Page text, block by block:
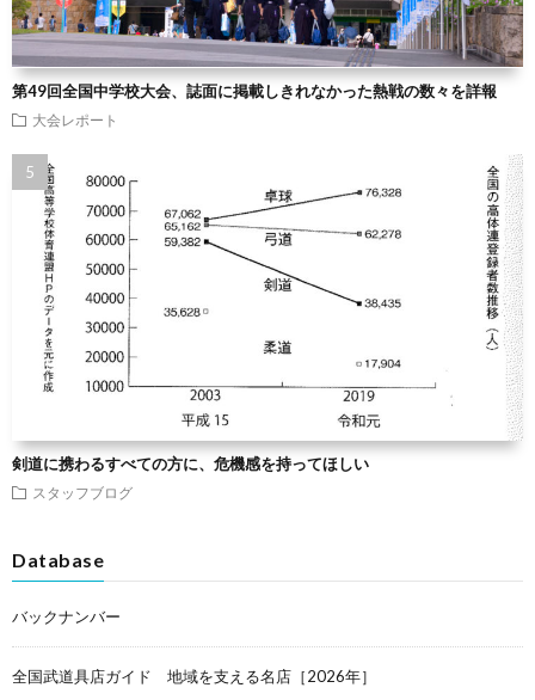
第49回全国中学校大会、誌面に掲載しきれなかった熱戦の数々を詳報
大会レポート
剣道に携わるすべての方に、危機感を持ってほしい
スタッフブログ
Database
バックナンバー
全国武道具店ガイド 地域を支える名店［2026年］